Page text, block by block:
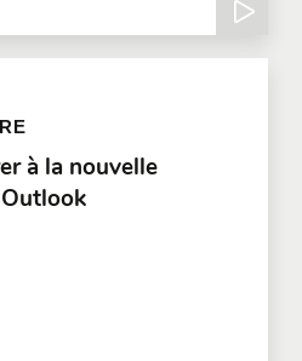
à la nouvelle